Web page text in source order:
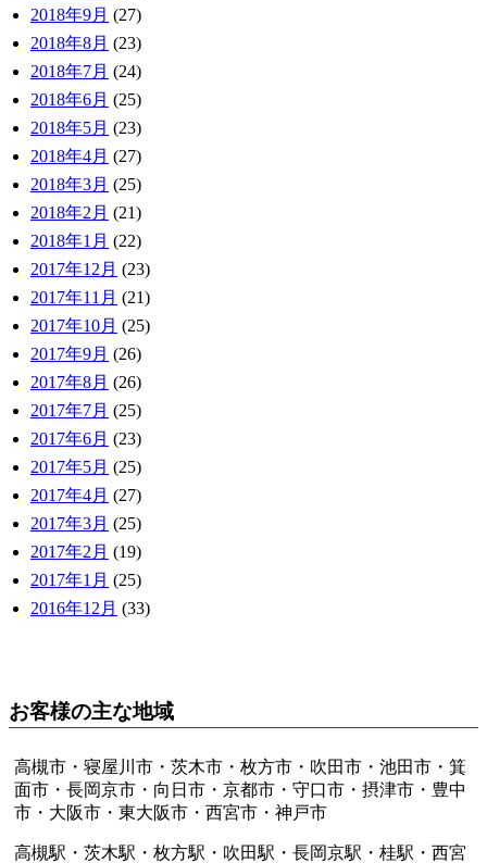
2018年9月 (27)
2018年8月 (23)
2018年7月 (24)
2018年6月 (25)
2018年5月 (23)
2018年4月 (27)
2018年3月 (25)
2018年2月 (21)
2018年1月 (22)
2017年12月 (23)
2017年11月 (21)
2017年10月 (25)
2017年9月 (26)
2017年8月 (26)
2017年7月 (25)
2017年6月 (23)
2017年5月 (25)
2017年4月 (27)
2017年3月 (25)
2017年2月 (19)
2017年1月 (25)
2016年12月 (33)
お客様の主な地域
高槻市・寝屋川市・茨木市・枚方市・吹田市・池田市・箕
面市・長岡京市・向日市・京都市・守口市・摂津市・豊中
市・大阪市・東大阪市・西宮市・神戸市
高槻駅・茨木駅・枚方駅・吹田駅・長岡京駅・桂駅・西宮